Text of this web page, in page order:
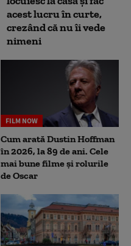
acest lucru în curte,
crezând că nu îi vede
nimeni
FILM NOW
Cum arată Dustin Hoffman
în 2026, la 89 de ani. Cele
mai bune filme și rolurile
de Oscar